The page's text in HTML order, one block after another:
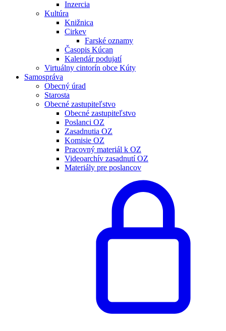
Inzercia
Kultúra
Knižnica
Cirkev
Farské oznamy
Časopis Kúcan
Kalendár podujatí
Virtuálny cintorín obce Kúty
Samospráva
Obecný úrad
Starosta
Obecné zastupiteľstvo
Obecné zastupiteľstvo
Poslanci OZ
Zasadnutia OZ
Komisie OZ
Pracovný materiál k OZ
Videoarchív zasadnutí OZ
Materiály pre poslancov